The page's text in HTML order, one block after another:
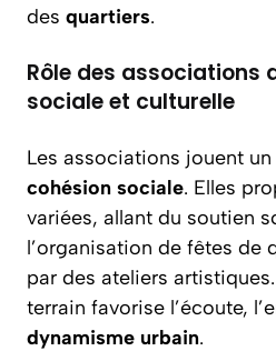
des quartiers.
Rôle des associations
sociale et culturelle
Les associations jouent
cohésion sociale. Elles
variées, allant du soutien
l’organisation de fêtes de
par des ateliers
terrain favorise l’écoute,
dynamisme urbain.